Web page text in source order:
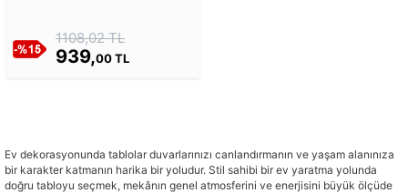
1108,02 TL
939,00 TL
Ev dekorasyonunda tablolar duvarlarınızı canlandırmanın ve yaşam alanınıza
bir karakter katmanın harika bir yoludur. Stil sahibi bir ev yaratma yolunda
doğru tabloyu seçmek, mekânın genel atmosferini ve enerjisini büyük ölçüde